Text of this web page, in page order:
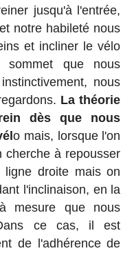
jusqu'à l'entrée,
notre habileté nous
et incliner le vélo
que nous
nous
La théorie
dès que nous
o mais, lorsque l'on
cherche à repousser
droite mais on
l'inclinaison, en la
mesure que nous
ce cas, il est
de l'adhérence de